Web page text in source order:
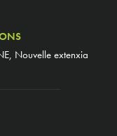
Nouvelle extenxia